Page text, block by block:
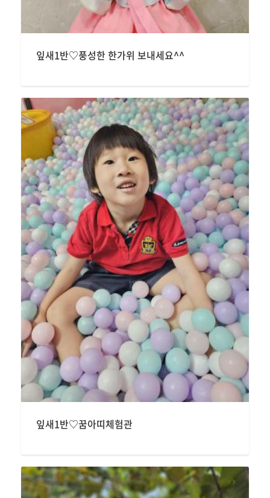
잎새1반♡풍성한 한가위 보내세요^^
잎새1반♡꿈아띠체험관